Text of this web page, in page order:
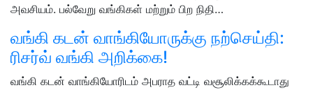
அவசியம். பல்வேறு வங்கிகள் மற்றும் பிற நிதி…
வங்கி கடன் வாங்கியோருக்கு நற்செய்தி:
ரிசர்வ் வங்கி அறிக்கை!
வங்கி கடன் வாங்கியோரிடம் அபராத வட்டி வசூலிக்கக்கூடாது